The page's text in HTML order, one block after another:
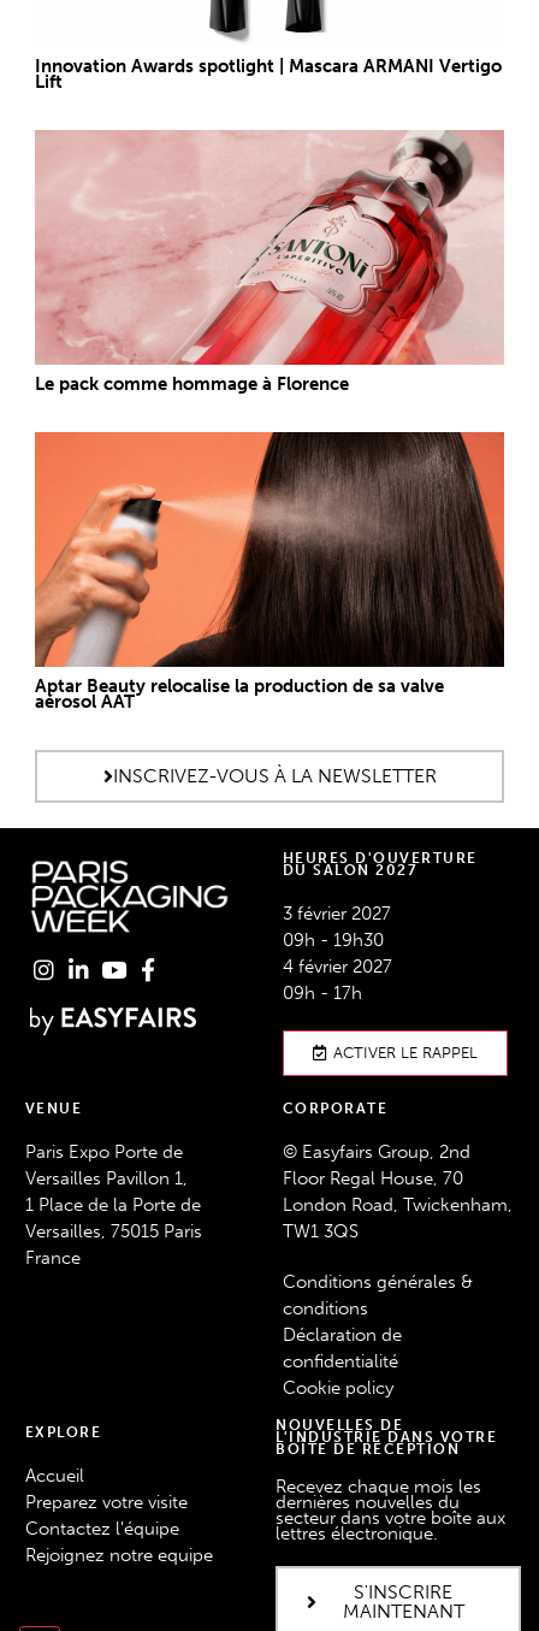
Innovation Awards spotlight | Mascara ARMANI Vertigo
Lift
Le pack comme hommage à Florence
Aptar Beauty relocalise la production de sa valve
aérosol AAT
INSCRIVEZ-VOUS À LA NEWSLETTER
HEURES D'OUVERTURE
DU SALON 2027
3 février 2027
09h - 19h30
4 février 2027
09h - 17h
ACTIVER LE RAPPEL
VENUE
Paris Expo Porte de
Versailles Pavillon 1,
1 Place de la Porte de
Versailles, 75015 Paris
France
CORPORATE
© Easyfairs Group, 2nd
Floor Regal House, 70
London Road, Twickenham,
TW1 3QS
Conditions générales &
conditions
Déclaration de
confidentialité
Cookie policy
EXPLORE
Accueil
Preparez votre visite
Contactez l'équipe
Rejoignez notre equipe
NOUVELLES DE
L'INDUSTRIE DANS VOTRE
BOÎTE DE RÉCEPTION
Recevez chaque mois les
dernières nouvelles du
secteur dans votre boîte aux
lettres électronique.
S'INSCRIRE
MAINTENANT